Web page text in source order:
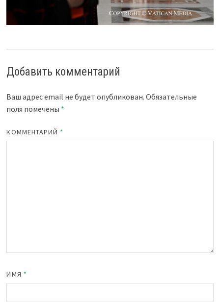
Добавить комментарий
Ваш адрес email не будет опубликован. Обязательные
поля помечены *
КОММЕНТАРИЙ *
ИМЯ *